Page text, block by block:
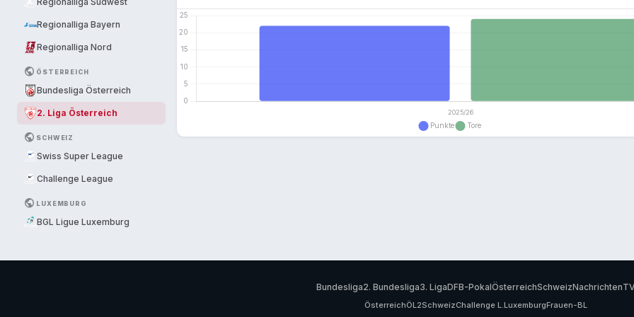
Regionalliga Bayern
Regionalliga Nord
PUBLIC ÖSTERREICH
Bundesliga Österreich
2. Liga Österreich
PUBLIC SCHWEIZ
Swiss Super League
Challenge League
PUBLIC LUXEMBURG
BGL Ligue Luxemburg
Bundesliga2. Bundesliga3. LigaDFB-PokalÖsterreichSchweizNachrichten
ÖsterreichÖL2SchweizChallenge L.LuxemburgFrauen-BL